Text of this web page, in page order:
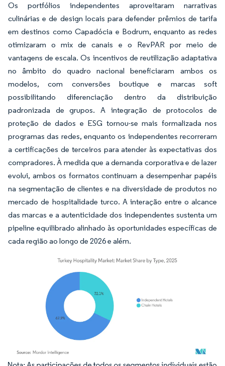
Os portfólios independentes aproveitaram narrativas
culinárias e de design locais para defender prêmios de tarifa
em destinos como Capadócia e Bodrum, enquanto as redes
otimizaram o mix de canais e o RevPAR por meio de
vantagens de escala. Os incentivos de reutilização adaptativa
no âmbito do quadro nacional beneficiaram ambos os
modelos, com conversões boutique e marcas soft
possibilitando diferenciação dentro da distribuição
padronizada de grupos. A integração de protocolos de
proteção de dados e ESG tornou-se mais formalizada nos
programas das redes, enquanto os independentes recorreram
a certificações de terceiros para atender às expectativas dos
compradores. À medida que a demanda corporativa e de lazer
evolui, ambos os formatos continuam a desempenhar papéis
na segmentação de clientes e na diversidade de produtos no
mercado de hospitalidade turco. A interação entre o alcance
das marcas e a autenticidade dos independentes sustenta um
pipeline equilibrado alinhado às oportunidades específicas de
cada região ao longo de 2026 e além.